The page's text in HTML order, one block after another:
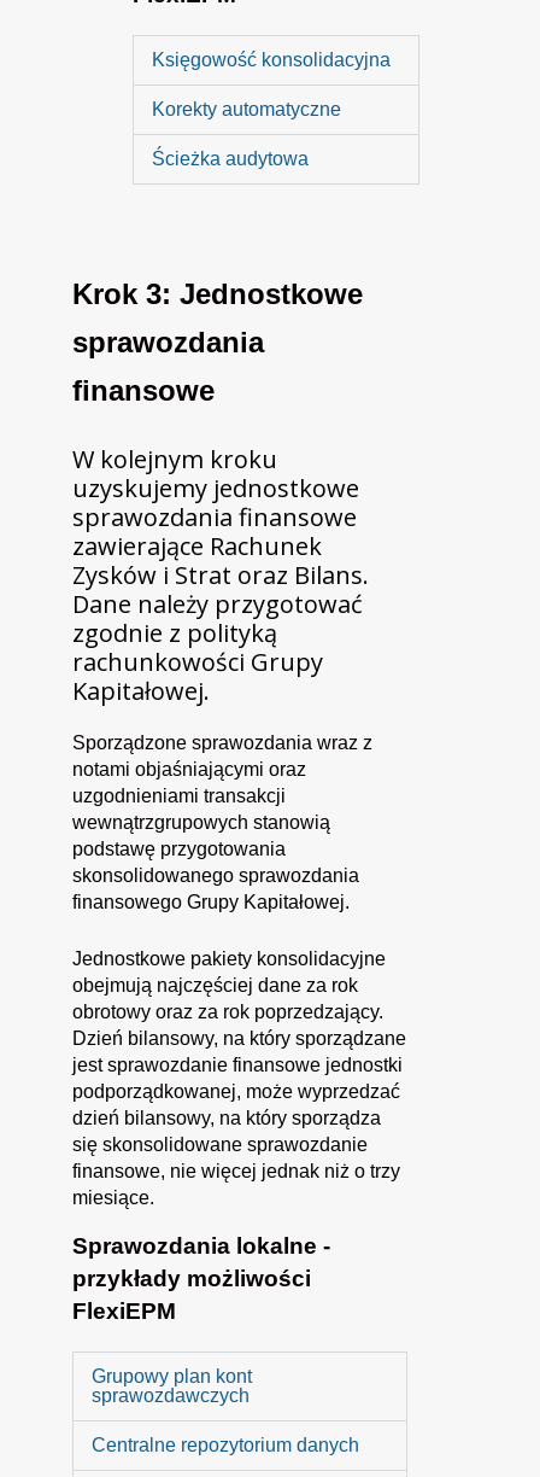
Księgowość konsolidacyjna
Korekty automatyczne
Ścieżka audytowa
Krok 3: Jednostkowe
sprawozdania
finansowe
W kolejnym kroku
uzyskujemy jednostkowe
sprawozdania finansowe
zawierające Rachunek
Zysków i Strat oraz Bilans.
Dane należy przygotować
zgodnie z polityką
rachunkowości Grupy
Kapitałowej.
Sporządzone sprawozdania wraz z
notami objaśniającymi oraz
uzgodnieniami transakcji
wewnątrzgrupowych stanowią
podstawę przygotowania
skonsolidowanego sprawozdania
finansowego Grupy Kapitałowej.
Jednostkowe pakiety konsolidacyjne
obejmują najczęściej dane za rok
obrotowy oraz za rok poprzedzający.
Dzień bilansowy, na który sporządzane
jest sprawozdanie finansowe jednostki
podporządkowanej, może wyprzedzać
dzień bilansowy, na który sporządza
się skonsolidowane sprawozdanie
finansowe, nie więcej jednak niż o trzy
miesiące.
Sprawozdania lokalne -
przykłady możliwości
FlexiEPM
Grupowy plan kont
sprawozdawczych
Centralne repozytorium danych